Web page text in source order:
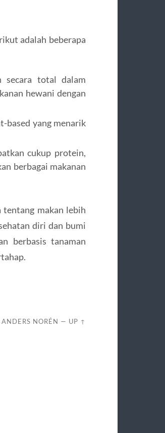
adalah beberapa
total dalam
hewani dengan
based yang menarik
cukup protein,
berbagai makanan
makan lebih
diri dan bumi
berbasis tanaman
ANDERS NORÉN — UP ↑